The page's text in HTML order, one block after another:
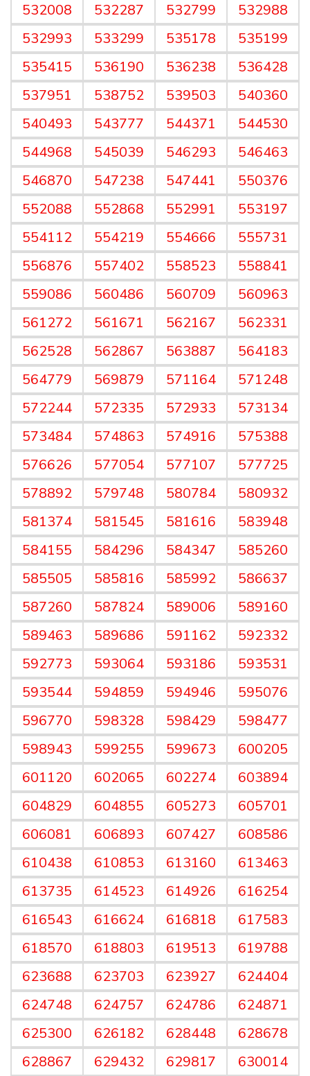
532008
532287 532799
532988
532993
533299 535178
535199
535415
536190 536238
536428
537951
538752 539503
540360
540493
543777 544371
544530
544968
545039 546293
546463
546870
547238 547441
550376
552088
552868 552991
553197
554112
554219 554666
555731
556876
557402 558523
558841
559086
560486 560709
560963
561272
561671 562167
562331
562528
562867 563887
564183
564779
569879 571164
571248
572244
572335 572933
573134
573484
574863 574916
575388
576626
577054 577107
577725
578892
579748 580784
580932
581374
581545 581616
583948
584155
584296 584347
585260
585505
585816 585992
586637
587260
587824 589006
589160
589463
589686 591162
592332
592773
593064 593186
593531
593544
594859 594946
595076
596770
598328 598429
598477
598943
599255 599673
600205
601120
602065 602274
603894
604829
604855 605273
605701
606081
606893 607427
608586
610438
610853 613160
613463
613735
614523 614926
616254
616543
616624 616818
617583
618570
618803 619513
619788
623688
623703 623927
624404
624748
624757 624786
624871
625300
626182 628448
628678
628867
629432 629817
630014